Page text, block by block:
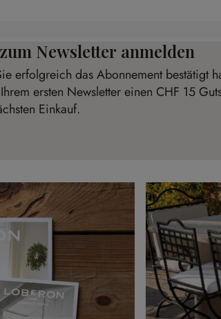
Newsletter anmelden
erfolgreich das Abonnement bestätigt
ersten Newsletter einen CHF 15
Einkauf.